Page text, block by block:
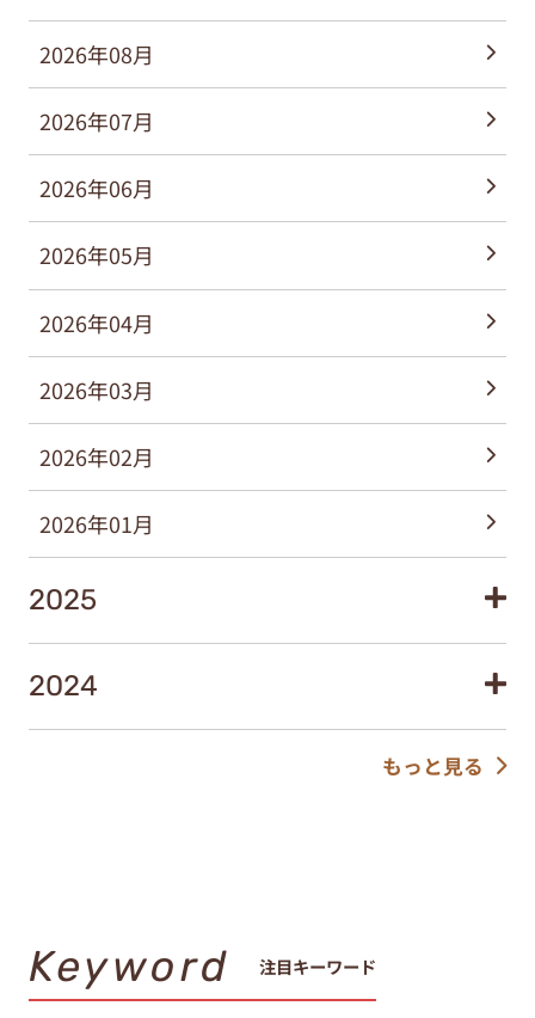
2026年08月
2026年07月
2026年06月
2026年05月
2026年04月
2026年03月
2026年02月
2026年01月
2025
2024
もっと見る
Keyword 注目キーワード